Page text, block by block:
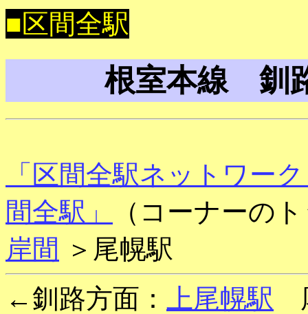
■区間全駅
根室本線 釧
「区間全駅ネットワー
間全駅」
（コーナーの
岸間 ＞尾幌駅
←釧路方面：
上尾幌駅